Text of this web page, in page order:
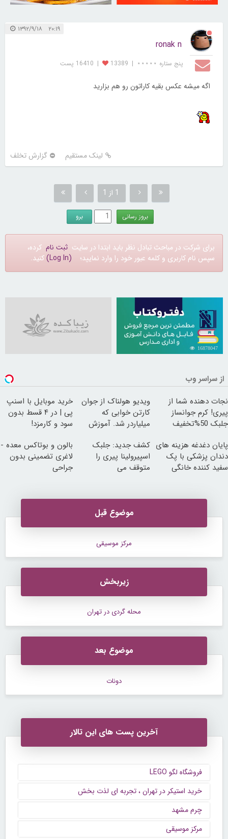
۲۰:۱۹ ۱۳۹۲/۹/۱۸
ronak n
پنج ستاره ⋆⋆⋆⋆⋆ |
13389
| 16410 پست
اگه میشه عکس بقیه کاراتون رو هم بزارید
لینک مستقیم گزارش تخلف
1 از 1
برای شرکت در مباحث تبادل نظر باید ابتدا در سایت ثبت نام کرده،
سپس نام کاربری و کلمه عبور خود را وارد نمایید؛ (Log In) کنید.
16878047
از سراسر وب
نجات دهنده شما از
پیری! کرم جوانساز
جلبک 50%تخفیف
ویدیو هولناک از جوان
کارتن خوابی که
میلیاردر شد. آموزش
خرید موبایل با اسنپ
پی | در ۴ قسط بدون
سود و کارمزد!
پایان دغدغه هزینه های
دندان پزشکی با پک
سفید کننده خانگی
کشف جدید: جلبک
اسپیرولینا پیری را
متوقف می
بالون و بوتاکس معده -
لاغری تضمینی بدون
جراحی
موضوع قبل
مرکز موسیقی
زیربخش
محله گردی در تهران
موضوع بعد
دونات
آخرین پست های این تالار
فروشگاه لگو LEGO
خرید استیکر در تهران ، تجربه ای لذت بخش
چرم مشهد
مرکز موسیقی